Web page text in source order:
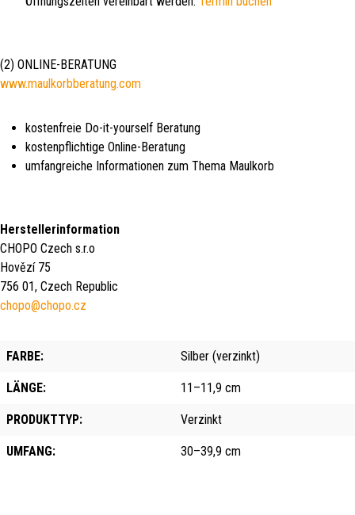
(2) ONLINE-BERATUNG
www.maulkorbberatung.com
kostenfreie Do-it-yourself Beratung
kostenpflichtige Online-Beratung
umfangreiche Informationen zum Thema Maulkorb
Herstellerinformation
CHOPO Czech s.r.o
Hovězí 75
756 01, Czech Republic
chopo@chopo.cz
FARBE: Silber (verzinkt)
LÄNGE: 11–11,9 cm
PRODUKTTYP: Verzinkt
UMFANG: 30–39,9 cm